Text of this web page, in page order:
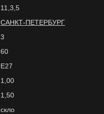
11,3,5
САНКТ-ПЕТЕРБУРГ
3
60
E27
1,00
1,50
скло